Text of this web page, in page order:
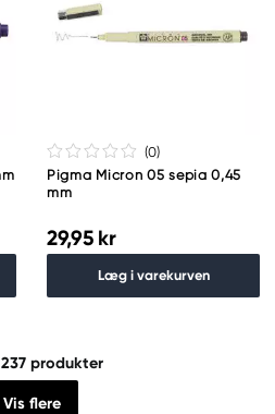
(0)
Pigma Micron 05 sepia 0,45
mm
29,95 kr
Læg i varekurven
produkter
Vis flere